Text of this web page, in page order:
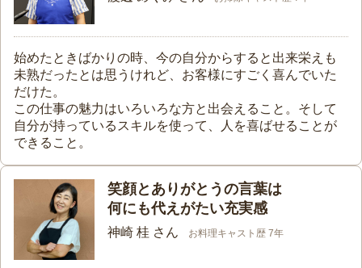
始めたときばかりの時、今の自分からすると出来栄えも
未熟だったとは思うけれど、お客様にすごく喜んでいた
だけた。
この仕事の魅力はいろいろな方と出会えること。そして
自分が持っているスキルを使って、人を喜ばせることが
できること。
笑顔とありがとうの言葉は
何にも代えがたい充実感
神崎 桂 さん お料理キャスト歴 7年